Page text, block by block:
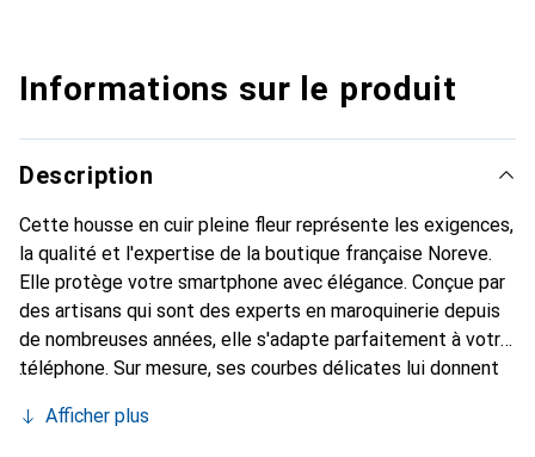
Informations sur le produit
Description
Cette housse en cuir pleine fleur représente les exigences,
la qualité et l'expertise de la boutique française Noreve.
Elle protège votre smartphone avec élégance. Conçue par
des artisans qui sont des experts en maroquinerie depuis
de nombreuses années, elle s'adapte parfaitement à votre
téléphone. Sur mesure, ses courbes délicates lui donnent
et indispensable pour votre smartphone. Reconnaître
Afficher plus